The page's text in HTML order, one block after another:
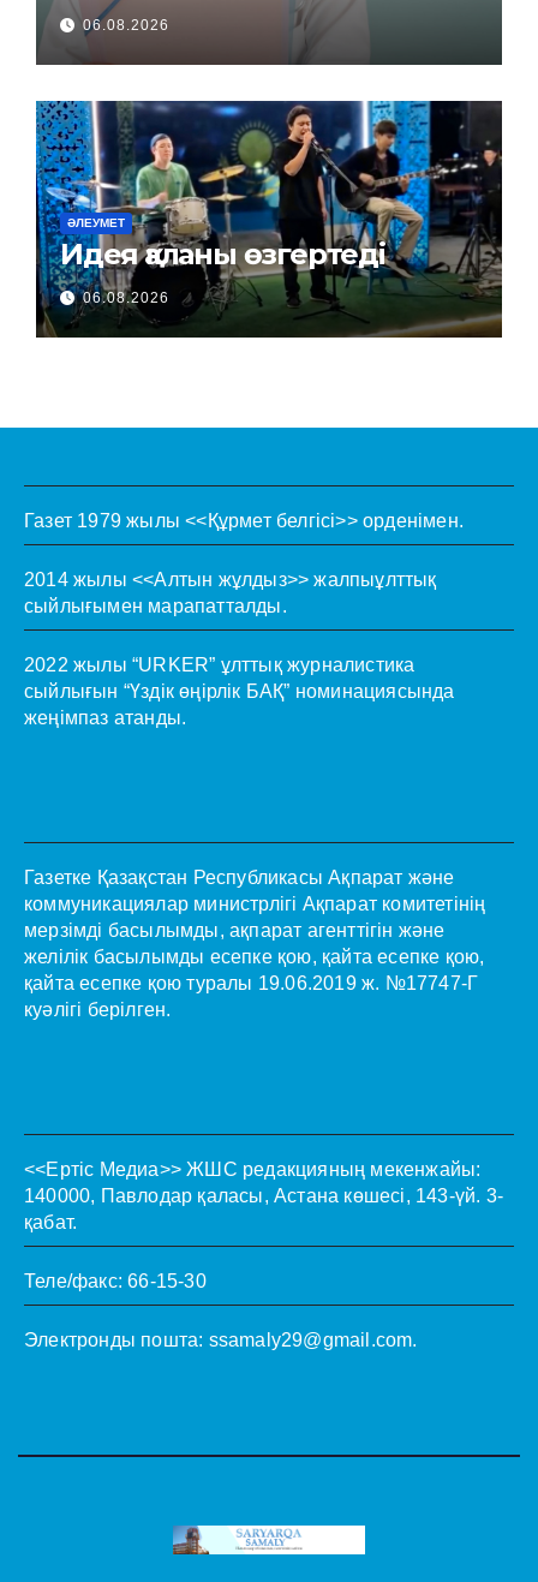
06.08.2026
ӘЛЕУМЕТ
Идея қаланы өзгертеді
06.08.2026
Газет 1979 жылы <<Құрмет белгісі>> орденімен.
2014 жылы <<Алтын жұлдыз>> жалпыұлттық
сыйлығымен марапатталды.
2022 жылы “URKER” ұлттық журналистика
сыйлығын “Үздік өңірлік БАҚ” номинациясында
жеңімпаз атанды.
Газетке Қазақстан Республикасы Ақпарат және
коммуникациялар министрлігі Ақпарат комитетінің
мерзімді басылымды, ақпарат агенттігін және
желілік басылымды есепке қою, қайта есепке қою,
қайта есепке қою туралы 19.06.2019 ж. №17747-Г
куәлігі берілген.
<<Ертіс Медиа>> ЖШС редакцияның мекенжайы:
140000, Павлодар қаласы, Астана көшесі, 143-үй. 3-
қабат.
Теле/факс: 66-15-30
Электронды пошта: ssamaly29@gmail.com.